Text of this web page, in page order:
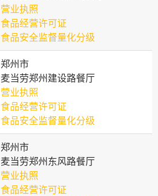
营业执照
食品经营许可证
食品安全监督量化分级
郑州市
麦当劳郑州建设路餐厅
营业执照
食品经营许可证
食品安全监督量化分级
郑州市
麦当劳郑州东风路餐厅
营业执照
食品经营许可证